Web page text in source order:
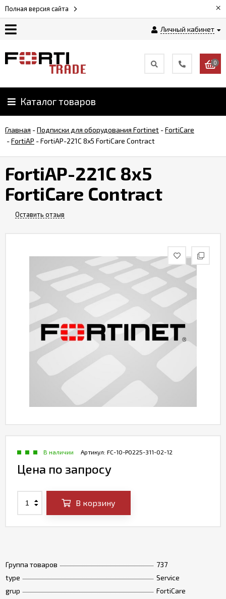
Полная версия сайта ×
Личный кабинет
Как
Доставка
и
оплата
0
Каталог товаров
Главная -Подписки для оборудования Fortinet -FortiCare
-FortiAP -FortiAP-221C 8x5 FortiCare Contract
FortiAP-221C 8x5
FortiCare Contract
Оставить отзыв
Группа товаров
737
type
Service
grup
FortiCare
Артикул: FC-10-P0225-311-02-12
В наличии
Цена по запросу
В корзину